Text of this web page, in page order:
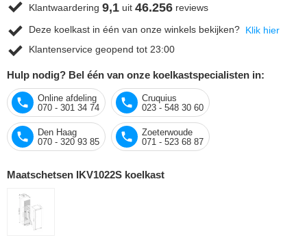
Klantwaardering 9,1 uit 46.256 reviews
Deze koelkast in één van onze winkels bekijken? Klik hier
Klantenservice geopend tot 23:00
Hulp nodig? Bel één van onze koelkastspecialisten in:
Online afdeling
070 - 301 34 74
Cruquius
023 - 548 30 60
Den Haag
070 - 320 93 85
Zoeterwoude
071 - 523 68 87
Maatschetsen IKV1022S koelkast